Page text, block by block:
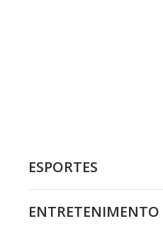
ESPORTES
ENTRETENIMENTO